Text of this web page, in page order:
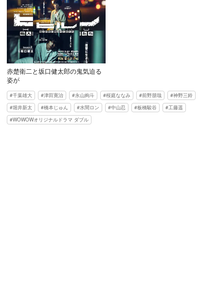
赤楚衛二と坂口健太郎の鬼気迫る
姿が
千葉雄大 津田寛治 永山絢斗 桜庭ななみ 前野朋哉
神野三鈴
堀井新太
橋本じゅん 水間ロン 中山忍 板橋駿谷
工藤遥
WOWOWオリジナルドラマ ダブル